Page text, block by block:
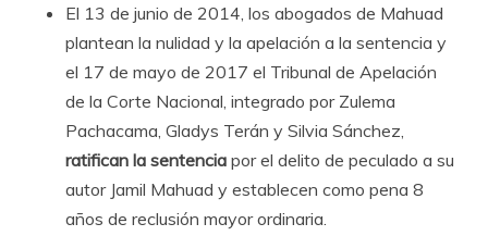
El 13 de junio de 2014, los abogados de Mahuad
plantean la nulidad y la apelación a la sentencia y
el 17 de mayo de 2017 el Tribunal de Apelación
de la Corte Nacional, integrado por Zulema
Pachacama, Gladys Terán y Silvia Sánchez,
ratifican la sentencia por el delito de peculado a su
autor Jamil Mahuad y establecen como pena 8
años de reclusión mayor ordinaria.